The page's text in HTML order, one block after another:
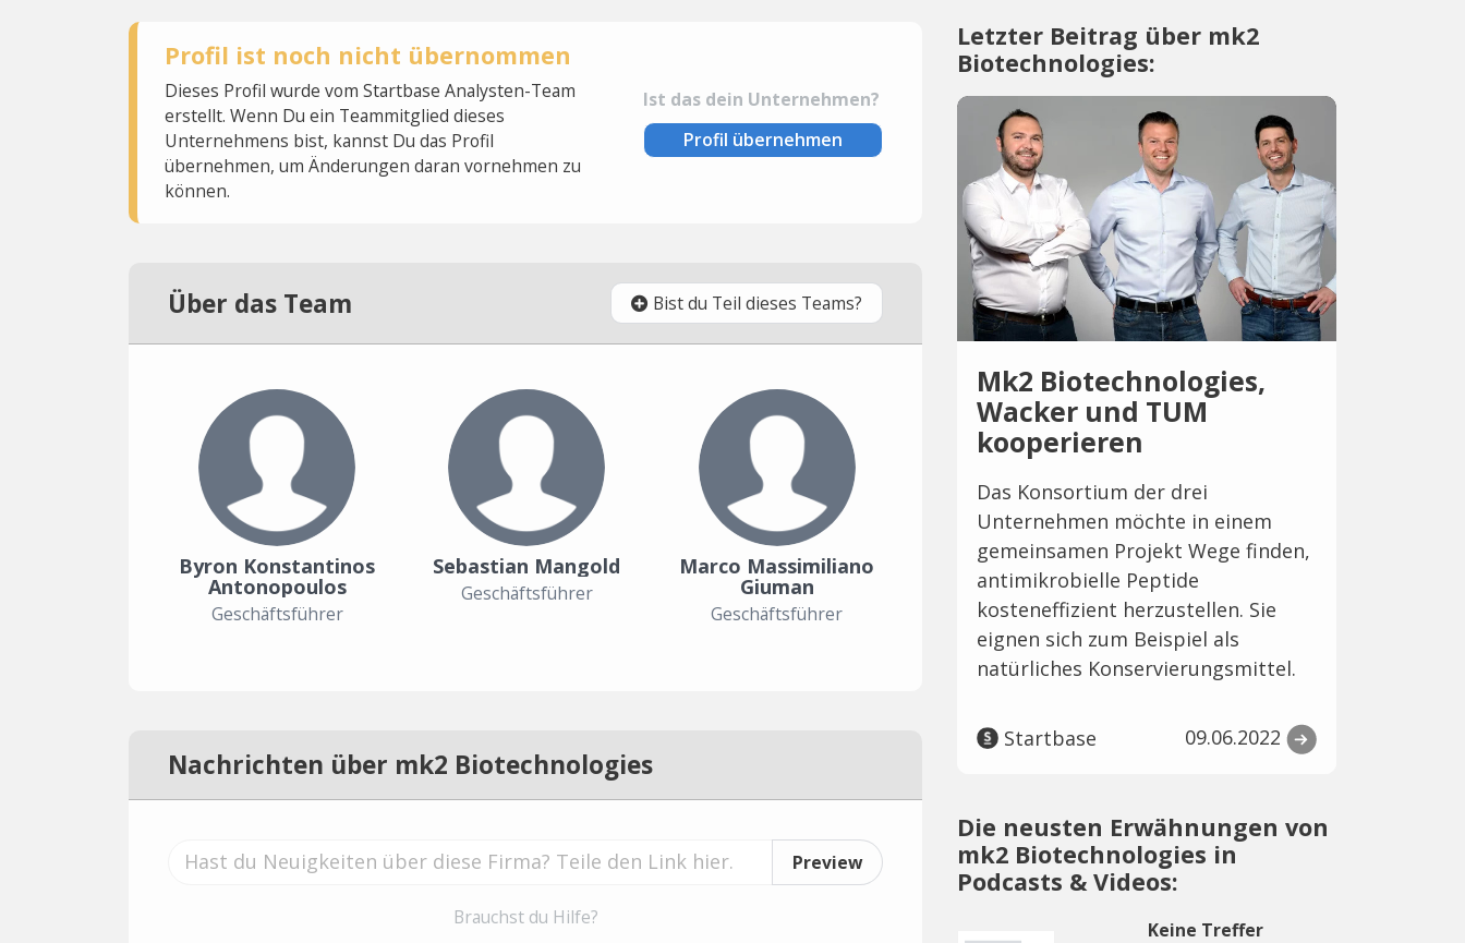
Profil ist noch nicht übernommen
Dieses Profil wurde vom Startbase Analysten-Team
erstellt. Wenn Du ein Teammitglied dieses
Unternehmens bist, kannst Du das Profil
übernehmen, um Änderungen daran vornehmen zu
können.
Ist das dein Unternehmen?
Profil übernehmen
Über das Team Bist du Teil dieses Teams?
Byron Konstantinos
Antonopoulos
Geschäftsführer
Sebastian Mangold
Geschäftsführer
Marco Massimiliano
Giuman
Geschäftsführer
Nachrichten über mk2 Biotechnologies
Preview
Brauchst du Hilfe?
Letzter Beitrag über mk2
Biotechnologies:
Mk2 Biotechnologies,
Wacker und TUM
kooperieren
Das Konsortium der drei
Unternehmen möchte in einem
gemeinsamen Projekt Wege finden,
antimikrobielle Peptide
kosteneffizient herzustellen. Sie
eignen sich zum Beispiel als
natürliches Konservierungsmittel.
Startbase 09.06.2022
Die neusten Erwähnungen von
mk2 Biotechnologies in
Podcasts & Videos:
Keine Treffer